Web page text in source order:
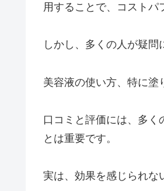
用することで、コストパ
しかし、多くの人が疑問
美容液の使い方、特に塗
口コミと評価には、多く
とは重要です。
実は、効果を感じられな